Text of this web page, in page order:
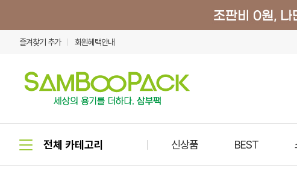
즐겨찾기 추가 회원혜택안내
신상품 BEST